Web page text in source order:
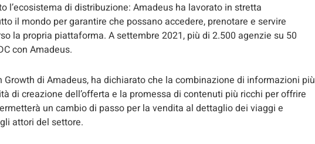
l’ecosistema di distribuzione: Amadeus ha lavorato in stretta
il mondo per garantire che possano accedere, prenotare e servire
la propria piattaforma. A settembre 2021, più di 2.500 agenzie su 50
con Amadeus.
Growth di Amadeus, ha dichiarato che la combinazione di informazioni più
di creazione dell’offerta e la promessa di contenuti più ricchi per offrire
un cambio di passo per la vendita al dettaglio dei viaggi e
attori del settore.